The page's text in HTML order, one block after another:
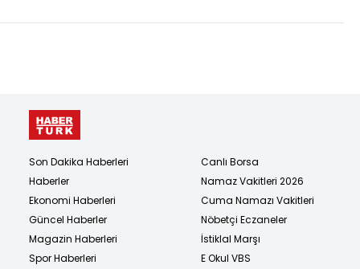
Son Dakika Haberleri
Haberler
Ekonomi Haberleri
Güncel Haberler
Magazin Haberleri
Spor Haberleri
Canlı Borsa
Namaz Vakitleri 2026
Cuma Namazı Vakitleri
Nöbetçi Eczaneler
İstiklal Marşı
E Okul VBS